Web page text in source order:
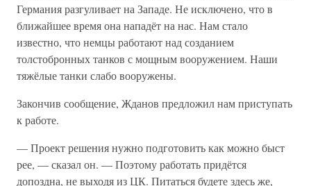
Германия разгуливает на Западе. Не исключено, что в
ближайшее время она нападёт на нас. Нам стало
известно, что немцы работают над созданием
толстобронных танков с мощным вооружением. Наши
тяжёлые танки слабо вооружены.
Закончив сообщение, Жданов предложил нам приступать
к работе.
— Проект решения нужно подготовить как можно быст
рее, — сказал он. — Поэтому работать придётся
допоздна, не выходя из ЦК. Питаться будете здесь же,